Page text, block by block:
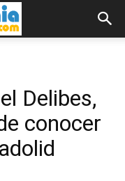
Delibes,
conocer